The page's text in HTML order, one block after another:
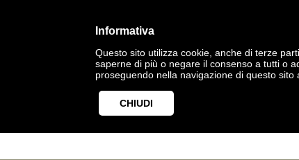
Informativa
Questo sito utilizza cookie, anche di terze
saperne di più o negare il consenso a tutti o
proseguendo nella navigazione di questo sito
CHIUDI